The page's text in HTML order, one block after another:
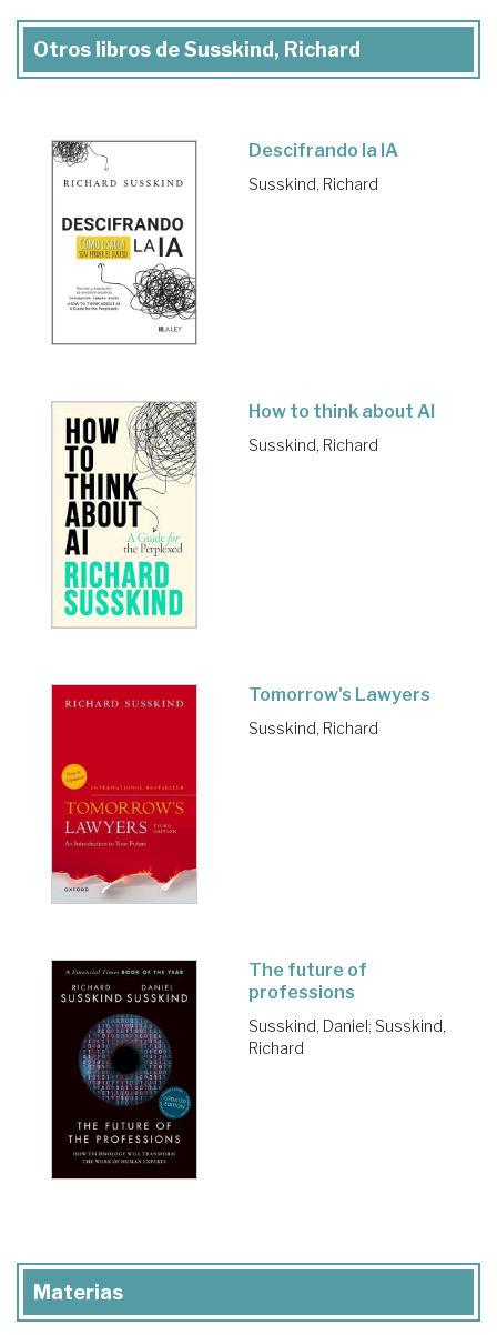
Otros libros de Susskind, Richard
Descifrando la IA
Susskind, Richard
How to think about AI
Susskind, Richard
Tomorrow's Lawyers
Susskind, Richard
The future of
professions
Susskind, Daniel; Susskind,
Richard
Materias